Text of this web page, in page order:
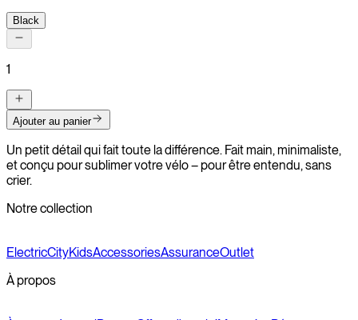
Black
1
Ajouter au panier
Un petit détail qui fait toute la différence. Fait main, minimaliste,
et conçu pour sublimer votre vélo – pour être entendu, sans
crier.
Notre collection
ElectricCityKidsAccessoriesAssuranceOutlet
À propos